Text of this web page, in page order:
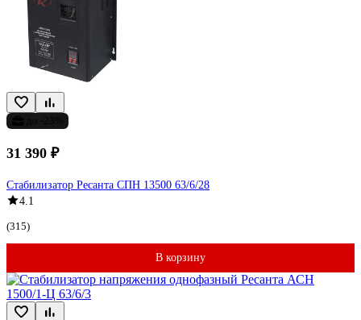
31 390 ₽
Стабилизатор Ресанта СПН 13500 63/6/28
4.1
(315)
В корзину